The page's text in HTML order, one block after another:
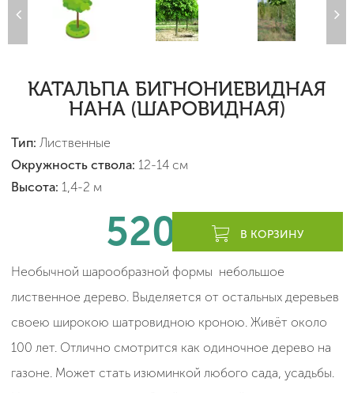
КАТАЛЬПА БИГНОНИЕВИДНАЯ
НАНА (ШАРОВИДНАЯ)
Тип: Лиственные
Окружность ствола: 12-14 см
Высота: 1,4-2 м
520 леевВ КОРЗИНУ
Необычной шарообразной формы небольшое
лиственное дерево. Выделяется от остальных деревьев
своею широкою шатровидною кроною. Живёт около
100 лет. Отлично смотрится как одиночное дерево на
газоне. Может стать изюминкой любого сада, усадьбы.